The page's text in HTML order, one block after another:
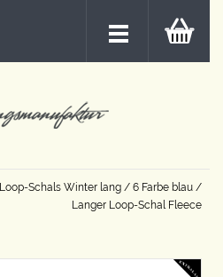
Loop-Schals Winter lang / 6 Farbe blau /
Langer Loop-Schal Fleece